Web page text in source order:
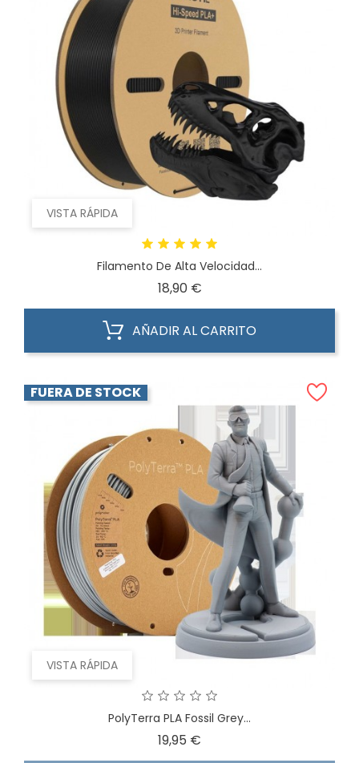
VISTA RÁPIDA
Filamento De Alta Velocidad...
18,90 €Precio
AÑADIR AL CARRITO
VISTA RÁPIDA
FUERA DE STOCK
PolyTerra PLA Fossil Grey...
19,95 €